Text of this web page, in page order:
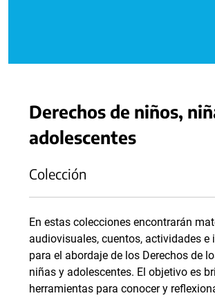
Derechos de niños,
adolescentes
Colección
En estas colecciones encontrarán
audiovisuales, cuentos, actividades e
para el abordaje de los Derechos de
niñas y adolescentes. El objetivo es
herramientas para conocer y